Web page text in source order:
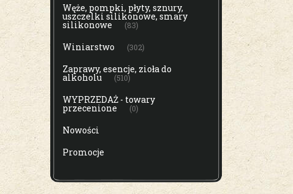
Węże, pompki, płyty, sznury,
uszczelki silikonowe, smary
silikonowe (83)
Winiarstwo (302)
Zaprawy, esencje, zioła do
alkoholu (510)
WYPRZEDAŻ - towary
przecenione (0)
Nowości
Promocje